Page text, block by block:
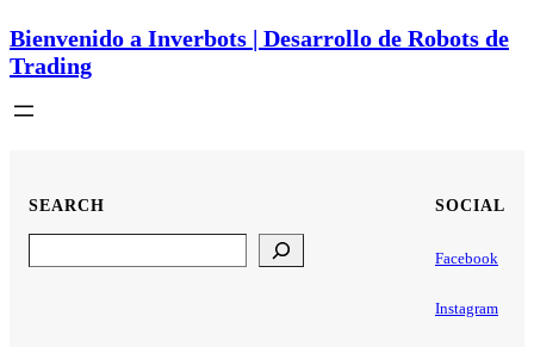
Bienvenido a Inverbots | Desarrollo de Robots de
Trading
SEARCH SOCIAL
Facebook
Instagram